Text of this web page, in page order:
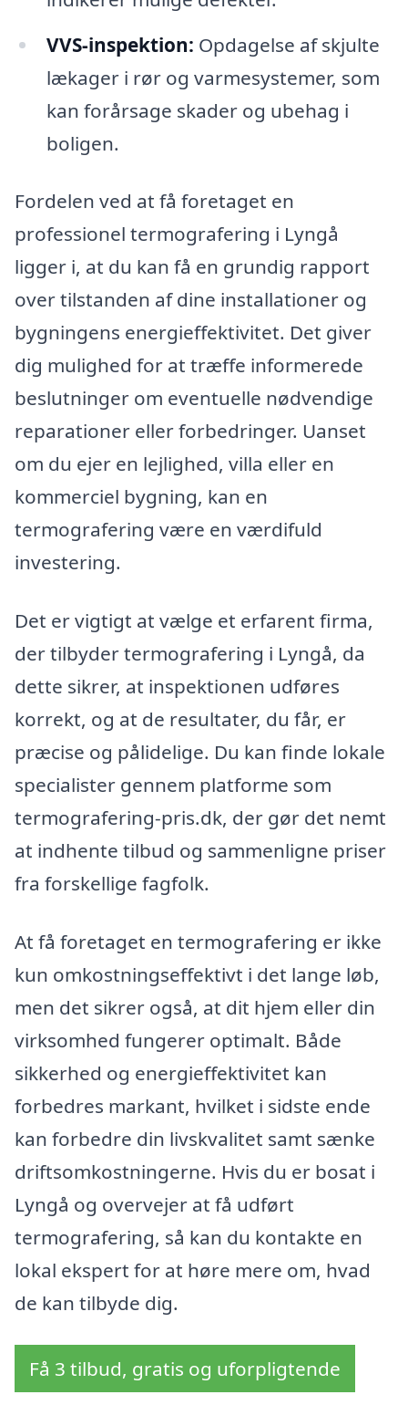
VVS-inspektion: Opdagelse af skjulte
lækager i rør og varmesystemer, som
kan forårsage skader og ubehag i
boligen.
Fordelen ved at få foretaget en
professionel termografering i Lyngå
ligger i, at du kan få en grundig rapport
over tilstanden af dine installationer og
bygningens energieffektivitet. Det giver
dig mulighed for at træffe informerede
beslutninger om eventuelle nødvendige
reparationer eller forbedringer. Uanset
om du ejer en lejlighed, villa eller en
kommerciel bygning, kan en
termografering være en værdifuld
investering.
Det er vigtigt at vælge et erfarent firma,
der tilbyder termografering i Lyngå, da
dette sikrer, at inspektionen udføres
korrekt, og at de resultater, du får, er
præcise og pålidelige. Du kan finde lokale
specialister gennem platforme som
termografering-pris.dk, der gør det nemt
at indhente tilbud og sammenligne priser
fra forskellige fagfolk.
At få foretaget en termografering er ikke
kun omkostningseffektivt i det lange løb,
men det sikrer også, at dit hjem eller din
virksomhed fungerer optimalt. Både
sikkerhed og energieffektivitet kan
forbedres markant, hvilket i sidste ende
kan forbedre din livskvalitet samt sænke
driftsomkostningerne. Hvis du er bosat i
Lyngå og overvejer at få udført
termografering, så kan du kontakte en
lokal ekspert for at høre mere om, hvad
de kan tilbyde dig.
Få 3 tilbud, gratis og uforpligtende